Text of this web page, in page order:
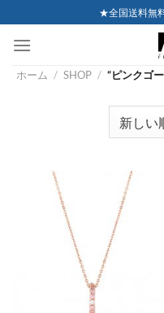
to
content
★全国送料無
ホーム / SHOP / “ピンクゴ